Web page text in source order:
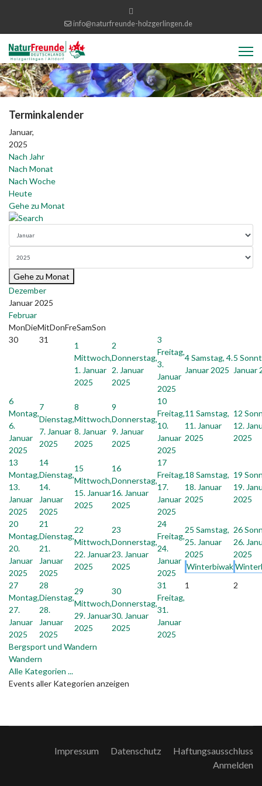
info@naturfreunde-holzgerlingen.de
Terminkalender
Januar,
2025
Nach Jahr
Nach Monat
Nach Woche
Heute
Gehe zu Monat
Gehe zu Monat
Dezember
Januar 2025
Februar
MonDieMitDonFreSamSon
30
31
1
Mittwoch,
1. Januar
2025
2
Donnerstag,
2. Januar
2025
3
Freitag,
3.
Januar
2025
4Samstag, 4.
Januar 2025
5
Januar
6
Montag,
6.
Januar
2025
7
Dienstag,
7. Januar
2025
8
Mittwoch,
8. Januar
2025
9
Donnerstag,
9. Januar
2025
10
Freitag,
10.
Januar
2025
11 Samstag,
11. Januar
2025
12
12.
2025
13
Montag,
13.
Januar
2025
14
Dienstag,
14.
Januar
2025
15
Mittwoch,
15. Januar
2025
16
Donnerstag,
16. Januar
2025
17
Freitag,
17.
Januar
2025
18 Samstag,
18. Januar
2025
19
19.
2025
20
Montag,
20.
Januar
2025
21
Dienstag,
21.
Januar
2025
22
Mittwoch,
22. Januar
2025
23
Donnerstag,
23. Januar
2025
24
Freitag,
24.
Januar
2025
25 Samstag,
25. Januar
2025
Winterbiwak
26
26.
2025
27
Montag,
27.
Januar
2025
28
Dienstag,
28.
Januar
2025
29
Mittwoch,
29. Januar
2025
30
Donnerstag,
30. Januar
2025
31
Freitag,
31.
Januar
2025
1 2
Bergsport und Wandern
Wandern
Alle Kategorien ...
Events aller Kategorien anzeigen
Impressum Datenschutz
Haftungsausschluss
Anmelden